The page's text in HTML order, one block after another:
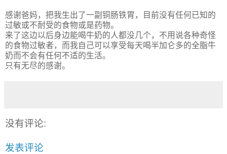
感谢爸妈，把我生出了一副铜肠铁胃，目前没有任何已知的
过敏或不耐受的食物或是药物。
来了这边以后身边能喝牛奶的人都没几个，不用说各种奇怪
的食物过敏者，而我自己可以享受每天喝半加仑多的全脂牛
奶而不会有任何不适的生活。
只有无尽的感谢。
没有评论:
发表评论